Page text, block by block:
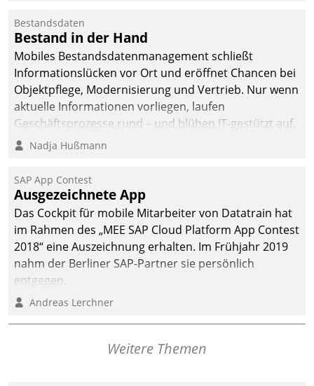
Bestandsdaten
Bestand in der Hand
Mobiles Bestandsdatenmanagement schließt
Informationslücken vor Ort und eröffnet Chancen bei
Objektpflege, Modernisierung und Vertrieb. Nur wenn
aktuelle Informationen vorliegen, laufen
Geschäftsprozesse rund – und blühen IT-gestützt auf.
Nadja Hußmann
SAP App Contest
Ausgezeichnete App
Das Cockpit für mobile Mitarbeiter von Datatrain hat
im Rahmen des „MEE SAP Cloud Platform App Contest
2018“ eine Auszeichnung erhalten. Im Frühjahr 2019
nahm der Berliner SAP-Partner sie persönlich
entgegen.
Andreas Lerchner
Weitere Themen